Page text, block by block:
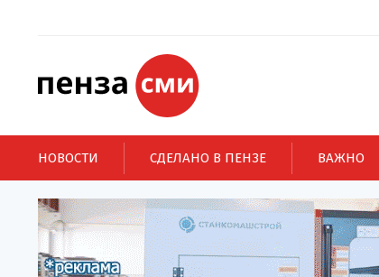
НОВОСТИ СДЕЛАНО В ПЕНЗЕ ВАЖНО